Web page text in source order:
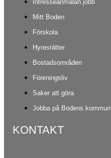
Intresseanmälan jobb
Mitt Boden
Förskola
Hyresrätter
Bostadsområden
Föreningsliv
Saker att göra
Jobba på Bodens kommun
KONTAKT